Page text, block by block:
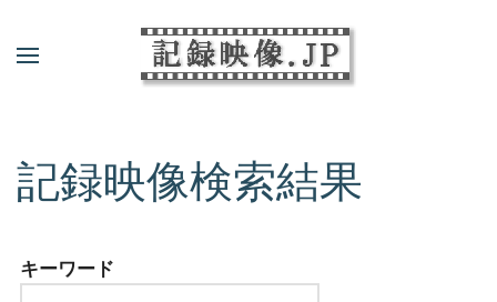
記録映像検索結果
キーワード